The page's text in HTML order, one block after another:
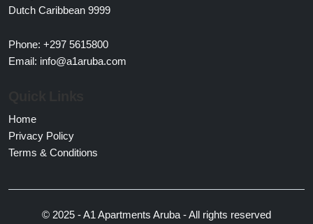
Dutch Caribbean 9999
Phone: +297 5615800
Email: info@a1aruba.com
Home
Privacy Policy
Terms & Conditions
© 2025 - A1 Apartments Aruba - All rights reserved